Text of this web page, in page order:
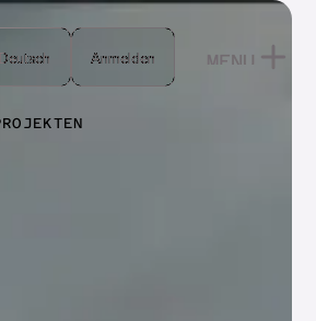
Deutsch
Deutsch Anmelden
Anmelden
MENU